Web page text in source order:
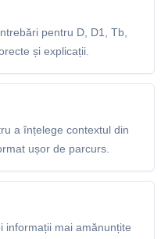
pentru D, D1, Tb,
și explicații.
a înțelege contextul din
ușor de parcurs.
informații mai amănunțite